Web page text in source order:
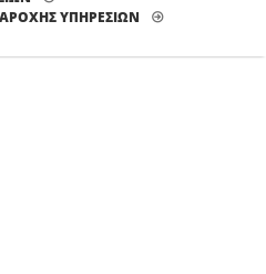
ΥΠΗΡΕΣΙΏΝ